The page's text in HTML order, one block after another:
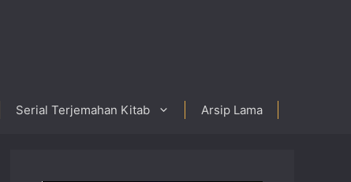
Serial Terjemahan Kitab Arsip Lama